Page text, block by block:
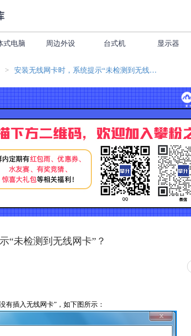
式电脑 周边外设 台式机 显示器
安装无线网卡时，系统提示“未检测到无线网卡”？
“未检测到无线网卡”？
有插入无线网卡”，如下图所示：